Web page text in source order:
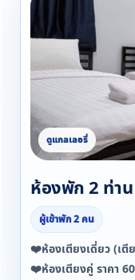
ห้องพัก 2 ท่าน
ผู้เข้าพัก 2 คน
❤️ห้องเตียงเดี่ยว (เตี
❤️ห้องเตียงคู่ ราคา